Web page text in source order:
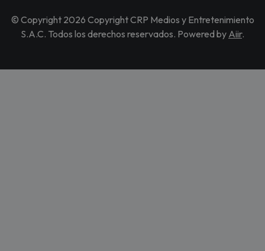
© Copyright 2026 Copyright CRP Medios y Entretenimiento
S.A.C. Todos los derechos reservados. Powered by Aiir.